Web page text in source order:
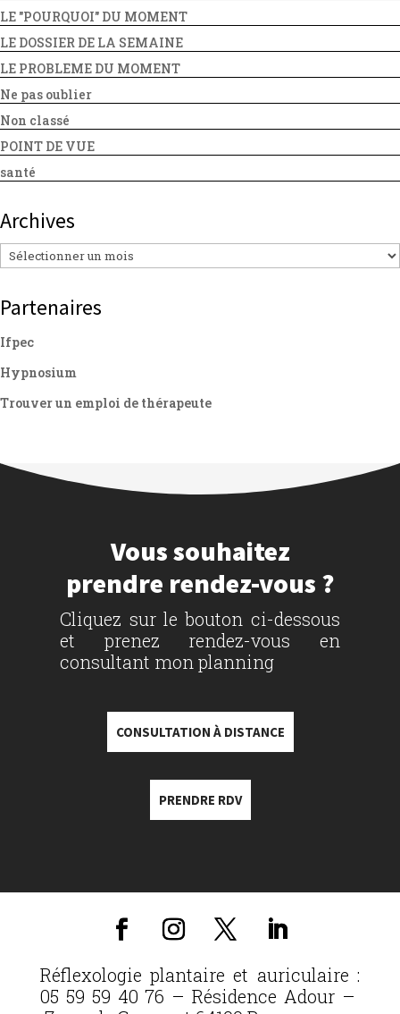
LE "POURQUOI" DU MOMENT
LE DOSSIER DE LA SEMAINE
LE PROBLEME DU MOMENT
Ne pas oublier
Non classé
POINT DE VUE
santé
Archives
Archives
Partenaires
Ifpec
Hypnosium
Trouver un emploi de thérapeute
Vous souhaitez
prendre rendez-vous ?
Cliquez sur le bouton ci-dessous
et prenez rendez-vous en
consultant mon planning
CONSULTATION À DISTANCE
PRENDRE RDV
Réflexologie plantaire et auriculaire :
05 59 59 40 76 – Résidence Adour –